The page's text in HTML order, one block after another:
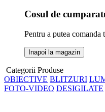
Cosul de
Pentru a putea comanda
Inapoi la magazin
Categorii Produse
OBIECTIVE BLITZURI
FOTO-VIDEO DESIGILATE